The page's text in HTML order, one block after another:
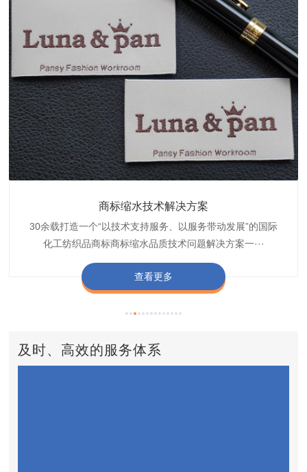
商标抗染技术解决方案
博准30余载是中国守家纺织商标印染织唛化工商标抗染品质
技术问题解决方案定制专家,提供前处理,染色,印···
查看更多
织带商标缩水技术解决方案
博准是一家专注30余载设计研发织唛印唛商标、织带织带商
标缩水品质技术问题解决方案一站式服务提供商,匠···
查看更多
服装色差技术解决方案
博准30余载专注提供纺织品印唛、织唛织造服装色差品质问
题技术解决方案一站式服务商,以其精湛的技术,科···
查看更多
纺织品商标固色剂
博准经营多年是行业专业纺织品商标固色助剂,TJ-A622,TJ-
A622,FSD,FSE商标固色剂加···
查看更多
皮革湿摩擦增进剂
博准长期致力于皮革商标湿摩擦增进助剂TJ-A6588,湿摩擦
增进剂加工定制服务技术研究与应用,凭借丰···
查看更多
及时、高效的服务体系